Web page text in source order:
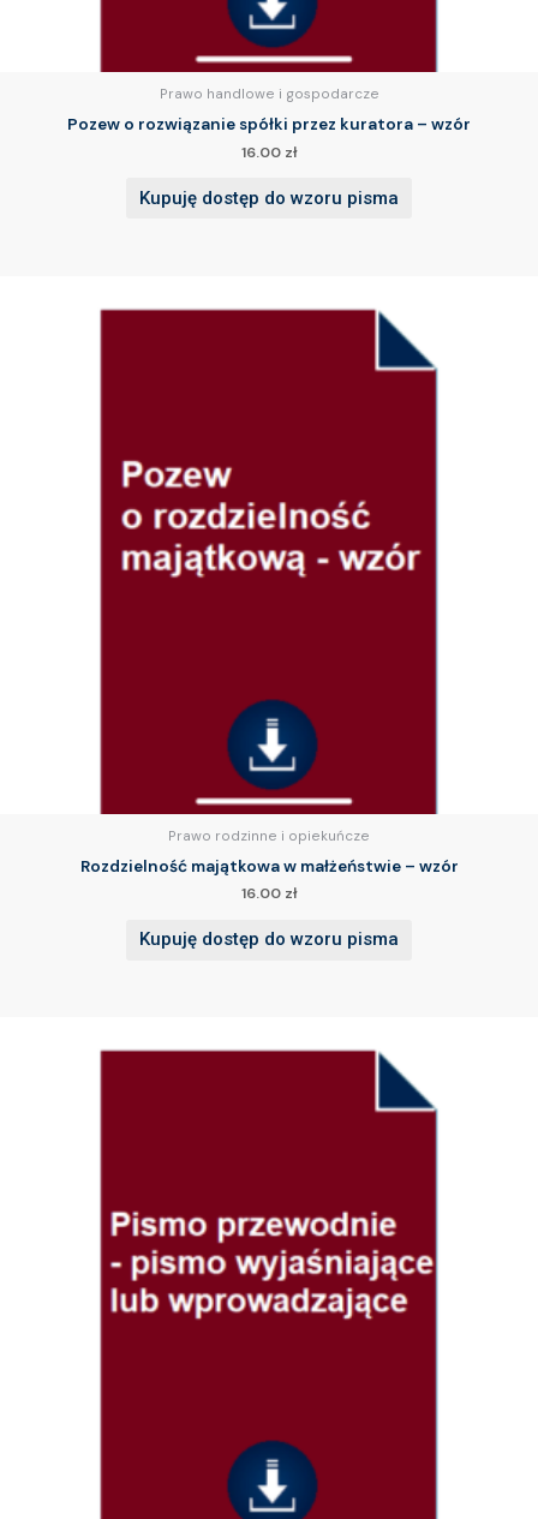
Prawo handlowe i gospodarcze
Pozew o rozwiązanie spółki przez kuratora – wzór
16.00 zł
Kupuję dostęp do wzoru pisma
Prawo rodzinne i opiekuńcze
Rozdzielność majątkowa w małżeństwie – wzór
16.00 zł
Kupuję dostęp do wzoru pisma